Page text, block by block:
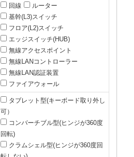
回線
ルーター
基幹(L3)スイッチ
フロア(L2)スイッチ
エッジスイッチ(HUB)
無線アクセスポイント
無線LANコントローラー
無線LAN認証装置
ファイアウォール
タブレット型(キーボード取り外し
可）
コンバーチブル型(ヒンジが360度
回転)
クラムシェル型(ヒンジが360度回